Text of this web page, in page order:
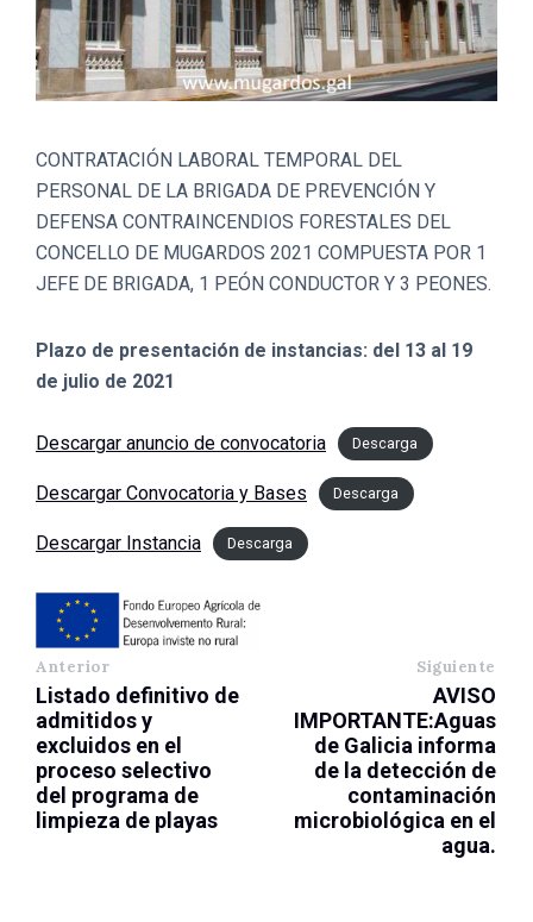
CONTRATACIÓN LABORAL TEMPORAL DEL
PERSONAL DE LA BRIGADA DE PREVENCIÓN Y
DEFENSA CONTRAINCENDIOS FORESTALES DEL
CONCELLO DE MUGARDOS 2021 COMPUESTA POR 1
JEFE DE BRIGADA, 1 PEÓN CONDUCTOR Y 3 PEONES.
Plazo de presentación de instancias: del 13 al 19
de julio de 2021
Descargar anuncio de convocatoria Descarga
Descargar Convocatoria y Bases Descarga
Descargar Instancia Descarga
Anterior
Listado definitivo de
admitidos y
excluidos en el
proceso selectivo
del programa de
limpieza de playas
Siguiente
AVISO
IMPORTANTE:Aguas
de Galicia informa
de la detección de
contaminación
microbiológica en el
agua.